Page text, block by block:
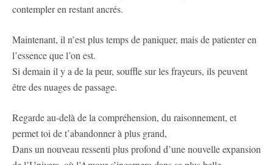
contempler en restant ancrés.
Maintenant, il n’est plus temps de paniquer, mais de patienter en
l’essence que l’on est.
Si demain il y a de la peur, souffle sur les frayeurs, ils peuvent
être des nuages de passage.
Regarde au-delà de la compréhension, du raisonnement, et
permet toi de t’abandonner à plus grand,
Dans un nouveau ressenti plus profond d’une nouvelle expansion